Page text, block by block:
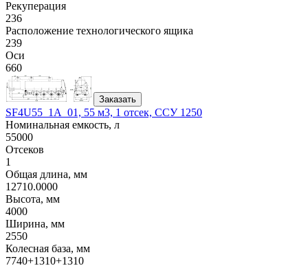
Рекуперация
236
Расположение технологического ящика
239
Оси
660
Заказать
SF4U55_1A_01, 55 м3, 1 отсек, ССУ 1250
Номинальная емкость, л
55000
Отсеков
1
Общая длина, мм
12710.0000
Высота, мм
4000
Ширина, мм
2550
Колесная база, мм
7740+1310+1310